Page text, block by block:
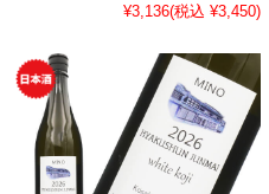
¥3,136(税込 ¥3,450)